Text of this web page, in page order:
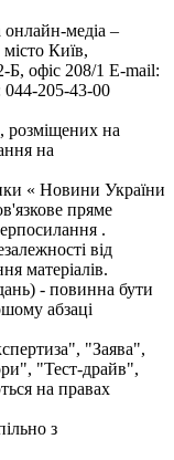
онлайн-медіа –
Київ,
офіс 208/1 E-mail:
044-205-43-00
розміщених на
на
« Новини України
пряме
.
від
матеріалів.
- повинна бути
абзаці
"Заява",
"Тест-драйв",
на правах
з